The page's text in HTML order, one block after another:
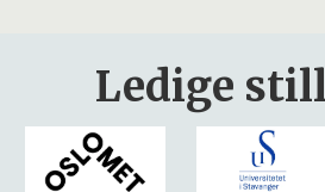
Ledige